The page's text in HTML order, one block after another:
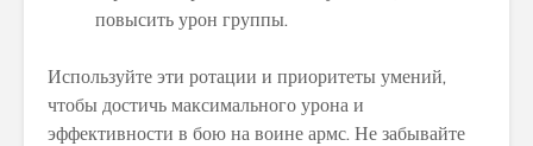
повысить урон группы.
Используйте эти ротации и приоритеты умений,
чтобы достичь максимального урона и
эффективности в бою на воине армс. Не забывайте